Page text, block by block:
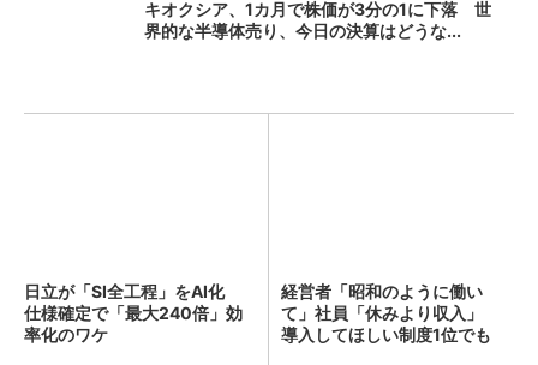
キオクシア、1カ月で株価が3分の1に下落 世
界的な半導体売り、今日の決算はどうな...
日立が「SI全工程」をAI化
仕様確定で「最大240倍」効
率化のワケ
経営者「昭和のように働い
て」社員「休みより収入」
導入してほしい制度1位でも